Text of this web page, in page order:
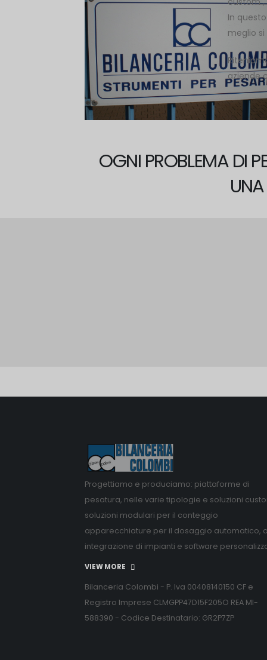
In
meglio
aziende
OGNI PROBLEMA DI
Progettiamo e produciamo: piattaforme di
pesatura, nelle varie tipologie e soluzioni
soluzioni modulari per il conteggio
apparecchiature per il dosaggio automatico,
integrazione di impianti e software
VIEW MORE
Bilanceria Colombi - P. Iva 00408140150 CF e
Registro Imprese CLMGPP47D15F205O REA MI-
588390 - Codice Destinatario: GR2P7ZP